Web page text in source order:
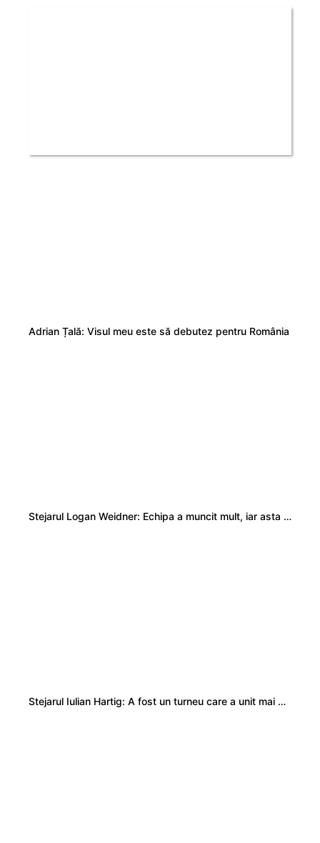
Adrian Țală: Visul meu este să debutez pentru România
Stejarul Logan Weidner: Echipa a muncit mult, iar asta se va vedea în meciurile de la Nations Cup
Stejarul Iulian Hartig: A fost un turneu care a unit mai mult echipa